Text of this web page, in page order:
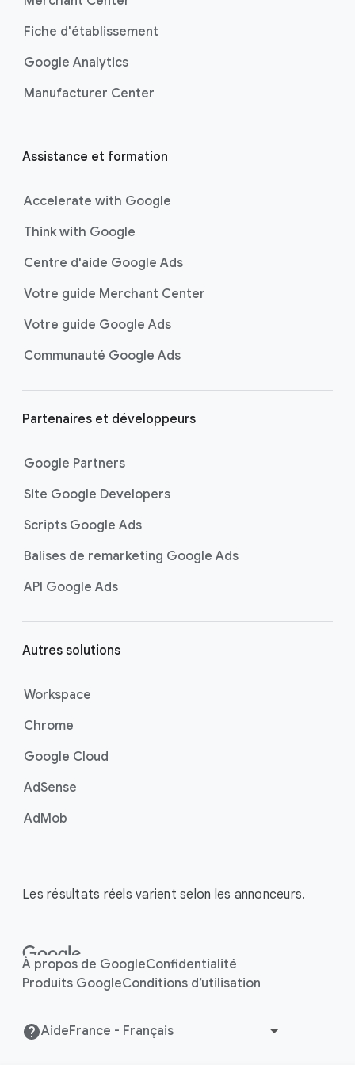
Fiche d'établissement
Google Analytics
Manufacturer Center
Assistance et formation
Accelerate with Google
Think with Google
Centre d'aide Google Ads
Votre guide Merchant Center
Votre guide Google Ads
Communauté Google Ads
Partenaires et développeurs
Google Partners
Site Google Developers
Scripts Google Ads
Balises de remarketing Google Ads
API Google Ads
Autres solutions
Workspace
Chrome
Google Cloud
AdSense
AdMob
Les résultats réels varient selon les annonceurs.
À propos de GoogleConfidentialité
Produits GoogleConditions d’utilisation
Aide